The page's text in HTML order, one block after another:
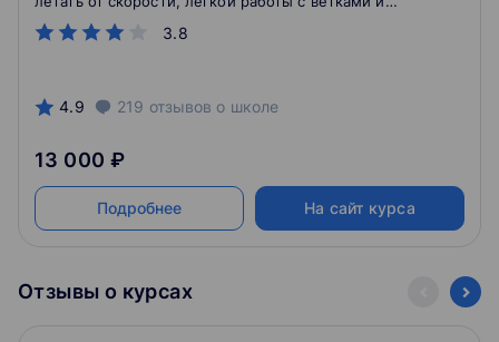
3.8
поддержки разных процессов работы.
4.9 219 отзывов о школе
13 000 ₽
Подробнее На сайт курса
Отзывы о курсах